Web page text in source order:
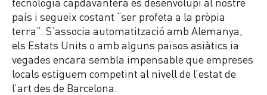
país i segueix costant “ser profeta a la pròpia
terra”. S’associa automatització amb Alemanya,
els Estats Units o amb alguns països asiàtics ia
vegades encara sembla impensable que empreses
locals estiguem competint al nivell de l’estat de
l’art des de Barcelona.